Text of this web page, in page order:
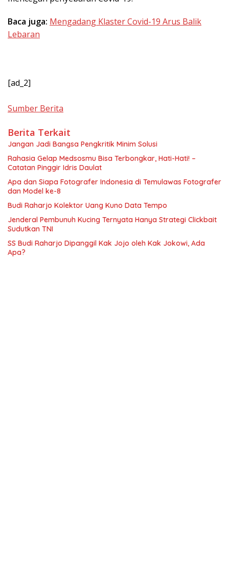
Baca juga: Mengadang Klaster Covid-19 Arus Balik
Lebaran
[ad_2]
Sumber Berita
Berita Terkait
Jangan Jadi Bangsa Pengkritik Minim Solusi
Rahasia Gelap Medsosmu Bisa Terbongkar, Hati-Hati! –
Catatan Pinggir Idris Daulat
Apa dan Siapa Fotografer Indonesia di Temulawas Fotografer
dan Model ke-8
Budi Raharjo Kolektor Uang Kuno Data Tempo
Jenderal Pembunuh Kucing Ternyata Hanya Strategi Clickbait
Sudutkan TNI
SS Budi Raharjo Dipanggil Kak Jojo oleh Kak Jokowi, Ada
Apa?